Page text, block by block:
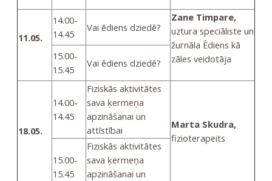
11.05.
14.00-
14.45
Vai ēdiens dziedē?
Zane Timpare,
uztura speciāliste un
žurnāla Ēdiens kā
zāles veidotāja
15.00-
15.45
Vai ēdiens dziedē?
18.05.
14.00-
14.45
Fiziskās aktivitātes
sava ķermeņa
apzināšanai un
attīstībai
Marta Skudra,
fizioterapeits
15.00-
15.45
Fiziskās aktivitātes
sava ķermeņa
apzināšanai un